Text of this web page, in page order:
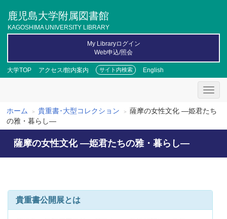
ツ
鹿児島大学附属図書館
KAGOSHIMA UNIVERSITY LIBRARY
大学TOP アクセス/館内案内 サイト内検索 English
My Libraryログイン
Web申込/照会
パ
ン
く
ホーム 貴重書･大型コレクション
薩摩の女性文化 ―姫君たち
の雅・暮らし―
薩摩の女性文化 ―姫君たちの雅・暮らし―
貴重書公開展とは